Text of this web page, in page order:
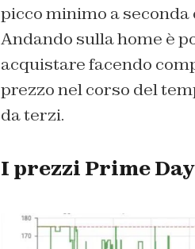
picco minimo a
Andando sulla home è
acquistare facendo
prezzo nel corso del
da terzi.
I prezzi Prime